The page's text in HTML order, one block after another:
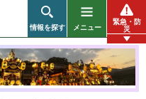
情報を探す メニュー
緊急・防
災